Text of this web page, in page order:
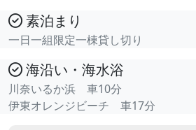
素泊まり
一日一組限定一棟貸し切り
海沿い・海水浴
川奈いるか浜 車10分
伊東オレンジビーチ 車17分